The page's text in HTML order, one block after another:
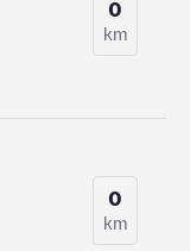
0
km
0
km